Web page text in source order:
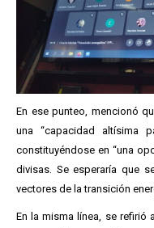
En ese punteo, mencionó
una “capacidad altísima
constituyéndose en “una
divisas. Se esperaría que
vectores de la transición
En la misma línea, se refirió